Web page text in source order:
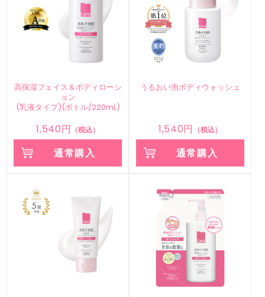
高保湿フェイス＆ボディローシ
ョン
(乳液タイプ)(ボトル/220mL)
1,540円 （税込）
通常購入
うるおい泡ボディウォッシュ
1,540円 （税込）
通常購入